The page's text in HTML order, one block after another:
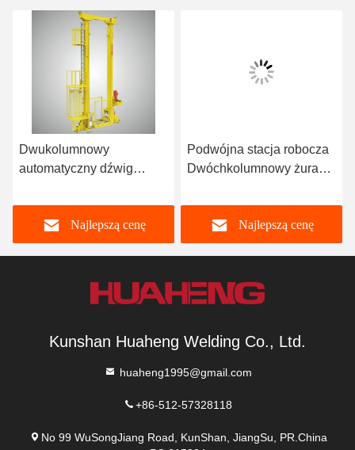
Dwukolumnowy
automatyczny dźwig
Najlepszą cenę
Podwójna stacja robocza
Dwóchkolumnowy żuraw
Najlepszą cenę
Kunshan Huaheng Welding Co., Ltd.
huaheng1995@gmail.com
+86-512-57328118
No 99 WuSongJiang Road, KunShan, JiangSu, PR.China